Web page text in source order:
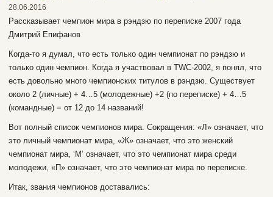
28.06.2016
Рассказывает чемпион мира в рэндзю по переписке 2007 года
Дмитрий Епифанов
Когда-то я думал, что есть только один чемпионат по рэндзю и
только один чемпион. Когда я участвовал в TWC-2002, я понял, что
есть довольно много чемпионских титулов в рэндзю. Существует
около 2 (личные) + 4…5 (молодежные) +2 (по переписке) + 4…5
(командные) = от 12 до 14 названий!
Вот полный список чемпионов мира. Сокращения: «Л» означает, что
это личный чемпионат мира, «Ж» означает, что это женский
чемпионат мира, ‘М’ означает, что это чемпионат мира среди
молодежи, «П» означает, что это чемпионат мира по переписке.
Итак, звания чемпионов доставались: